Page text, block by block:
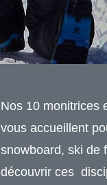
Nos 10 monitrices
vous accueillent
snowboard, ski de
découvrir ces